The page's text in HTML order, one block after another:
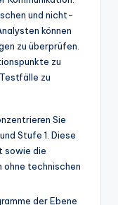
und nicht-
können
zu überprüfen.
zu
zu
Sie
Stufe 1. Diese
sowie die
technischen
der Ebene